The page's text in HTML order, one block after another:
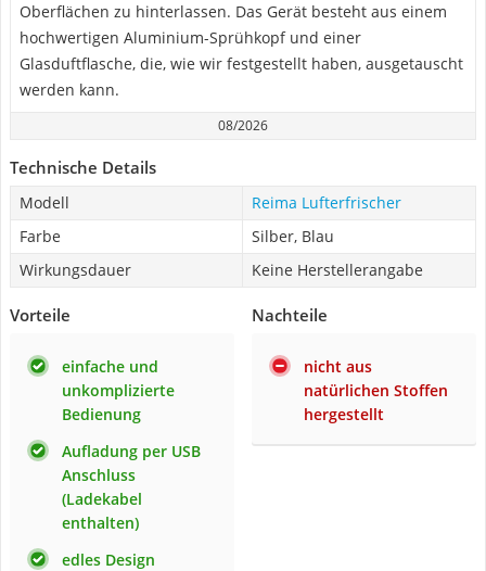
Oberflächen zu hinterlassen. Das Gerät besteht aus einem
hochwertigen Aluminium-Sprühkopf und einer
Glasduftflasche, die, wie wir festgestellt haben, ausgetauscht
werden kann.
08/2026
Technische Details
Modell
Reima Lufterfrischer
Farbe
Silber, Blau
Wirkungsdauer
Keine Herstellerangabe
Vorteile
einfache und
unkomplizierte
Bedienung
Aufladung per USB
Anschluss
(Ladekabel
enthalten)
edles Design
Nachteile
nicht aus
natürlichen Stoffen
hergestellt